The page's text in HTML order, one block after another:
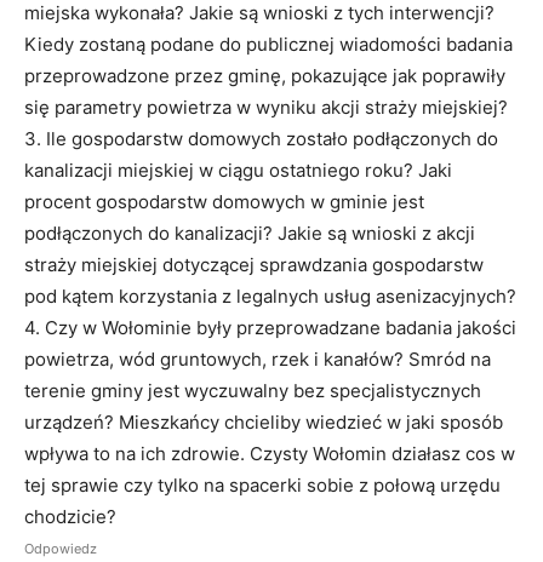
miejska wykonała? Jakie są wnioski z tych interwencji?
Kiedy zostaną podane do publicznej wiadomości badania
przeprowadzone przez gminę, pokazujące jak poprawiły
się parametry powietrza w wyniku akcji straży miejskiej?
3. Ile gospodarstw domowych zostało podłączonych do
kanalizacji miejskiej w ciągu ostatniego roku? Jaki
procent gospodarstw domowych w gminie jest
podłączonych do kanalizacji? Jakie są wnioski z akcji
straży miejskiej dotyczącej sprawdzania gospodarstw
pod kątem korzystania z legalnych usług asenizacyjnych?
4. Czy w Wołominie były przeprowadzane badania jakości
powietrza, wód gruntowych, rzek i kanałów? Smród na
terenie gminy jest wyczuwalny bez specjalistycznych
urządzeń? Mieszkańcy chcieliby wiedzieć w jaki sposób
wpływa to na ich zdrowie. Czysty Wołomin działasz cos w
tej sprawie czy tylko na spacerki sobie z połową urzędu
chodzicie?
Odpowiedz